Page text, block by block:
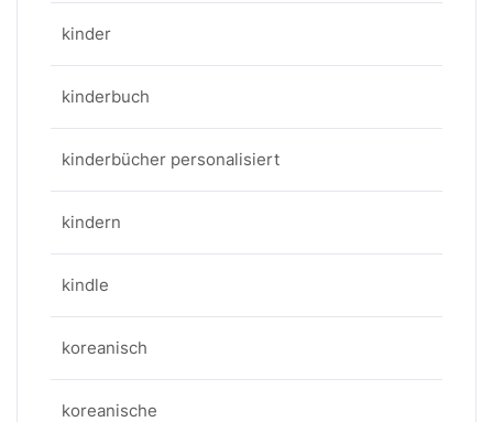
kinder
kinderbuch
kinderbücher personalisiert
kindern
kindle
koreanisch
koreanische